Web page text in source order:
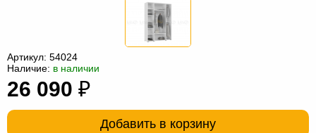
мешки
Мебель
из
ротанга
Садовая
мебель
Косметологическое
Артикул: 54024
Наличие: в наличии
26 090 ₽
Добавить в корзину